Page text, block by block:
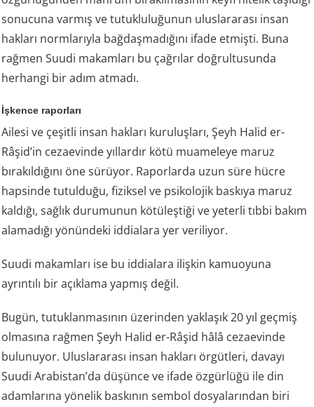
sonucuna varmış ve tutukluluğunun uluslararası insan
hakları normlarıyla bağdaşmadığını ifade etmişti. Buna
rağmen Suudi makamları bu çağrılar doğrultusunda
herhangi bir adım atmadı.
İşkence raporları
Ailesi ve çeşitli insan hakları kuruluşları, Şeyh Halid er-
Râşid’in cezaevinde yıllardır kötü muameleye maruz
bırakıldığını öne sürüyor. Raporlarda uzun süre hücre
hapsinde tutulduğu, fiziksel ve psikolojik baskıya maruz
kaldığı, sağlık durumunun kötüleştiği ve yeterli tıbbi bakım
alamadığı yönündeki iddialara yer veriliyor.
Suudi makamları ise bu iddialara ilişkin kamuoyuna
ayrıntılı bir açıklama yapmış değil.
Bugün, tutuklanmasının üzerinden yaklaşık 20 yıl geçmiş
olmasına rağmen Şeyh Halid er-Râşid hâlâ cezaevinde
bulunuyor. Uluslararası insan hakları örgütleri, davayı
Suudi Arabistan’da düşünce ve ifade özgürlüğü ile din
adamlarına yönelik baskının sembol dosyalarından biri